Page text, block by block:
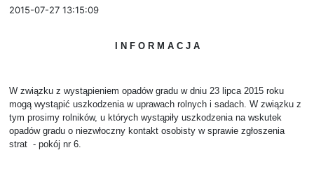
2015-07-27 13:15:09
I N F O R M A C J A
W związku z wystąpieniem opadów gradu w dniu 23 lipca 2015 roku
mogą wystąpić uszkodzenia w uprawach rolnych i sadach. W związku z
tym prosimy rolników, u których wystąpiły uszkodzenia na wskutek
opadów gradu o niezwłoczny kontakt osobisty w sprawie zgłoszenia
strat - pokój nr 6.